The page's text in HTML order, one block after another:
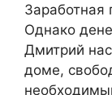
Заработная
Однако
Дмитрий
доме,